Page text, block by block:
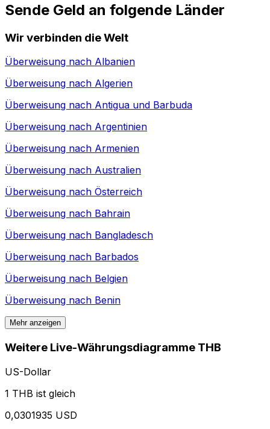
Sende Geld an folgende Länder
Wir verbinden die Welt
Überweisung nach Albanien
Überweisung nach Algerien
Überweisung nach Antigua und Barbuda
Überweisung nach Argentinien
Überweisung nach Armenien
Überweisung nach Australien
Überweisung nach Österreich
Überweisung nach Bahrain
Überweisung nach Bangladesch
Überweisung nach Barbados
Überweisung nach Belgien
Überweisung nach Benin
Mehr anzeigen
Weitere Live-Währungsdiagramme THB
US-Dollar
1 THB ist gleich
0,0301935 USD